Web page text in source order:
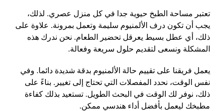
تعتبر مساحة الطبخ حيوية جدا في كل منزل عصري. لذلك،
يجب أن تكون درف الألمنيوم سليمة وتعمل بمرونة. علاوة على
ذلك، أي عطل بسيط يعرقل تحضير الطعام. نحن ندرك هذه
المشكلة ونسعى لتقديم حلول سريعة وفعالة.
يعمل فريقنا على تقييم حالة الألمنيوم بدقة شديدة دائما. وفي
نفس الوقت، نحدد المفصلات التي تحتاج إلى تغيير. بناءً على
ذلك، نوفر لك الوقت في البحث الطويل. تستعيد بذلك كفاءة
مطبخك ليعمل بأفضل أداء هندسي ممكن.